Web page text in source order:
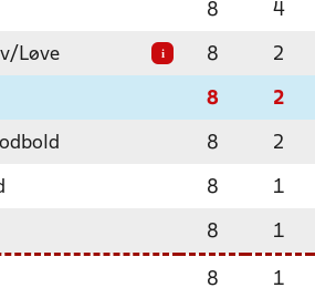
8 4
Løve i 8 2
8 2
8 2
8 1
8 1
8 1